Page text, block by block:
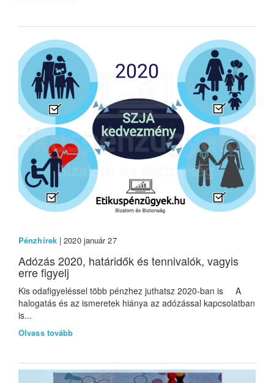
Pénzhírek| 2020 január 27
Adózás 2020, határidők és tennivalók, vagyis
erre figyelj
Kis odafigyeléssel több pénzhez juthatsz 2020-ban is A
halogatás és az ismeretek hiánya az adózással kapcsolatban
is...
Olvass tovább